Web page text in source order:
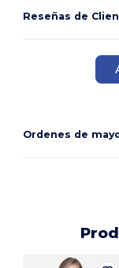
Reseñas de
Ordenes de